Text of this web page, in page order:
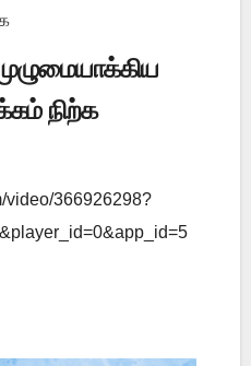
நிற்க
video/366926298?